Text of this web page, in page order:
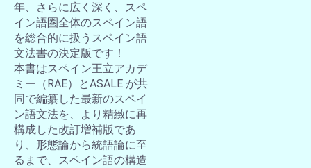
年、さらに広く深く、スペ
イン語圏全体のスペイン語
を総合的に扱うスペイン語
文法書の決定版です！
本書はスペイン王立アカデ
ミー（RAE）とASALE が共
同で編纂した最新のスペイ
ン語文法を、より精緻に再
構成した改訂増補版であ
り、形態論から統語論に至
るまで、スペイン語の構造